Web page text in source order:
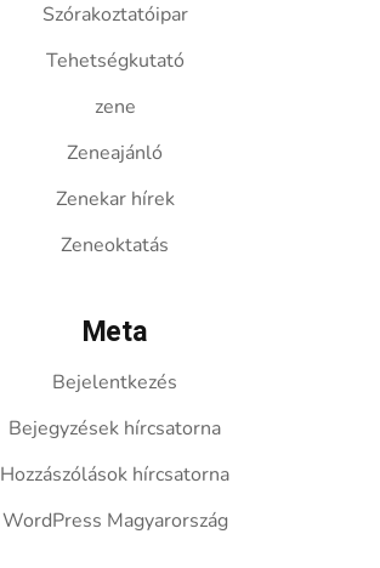
Szórakoztatóipar
Tehetségkutató
zene
Zeneajánló
Zenekar hírek
Zeneoktatás
Meta
Bejelentkezés
Bejegyzések hírcsatorna
Hozzászólások hírcsatorna
WordPress Magyarország